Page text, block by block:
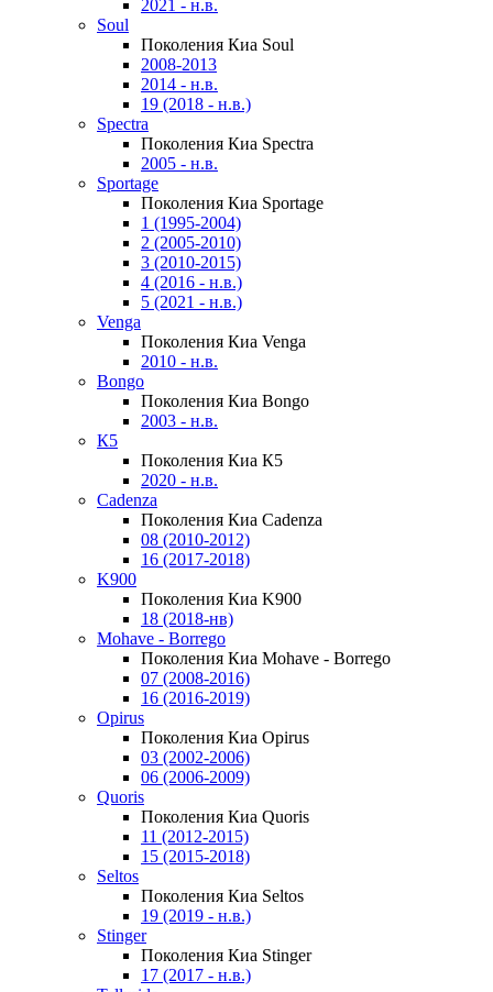
2021 - н.в.
Soul
Поколения Киа Soul
2008-2013
2014 - н.в.
19 (2018 - н.в.)
Spectra
Поколения Киа Spectra
2005 - н.в.
Sportage
Поколения Киа Sportage
1 (1995-2004)
2 (2005-2010)
3 (2010-2015)
4 (2016 - н.в.)
5 (2021 - н.в.)
Venga
Поколения Киа Venga
2010 - н.в.
Bongo
Поколения Киа Bongo
2003 - н.в.
К5
Поколения Киа К5
2020 - н.в.
Cadenza
Поколения Киа Cadenza
08 (2010-2012)
16 (2017-2018)
K900
Поколения Киа K900
18 (2018-нв)
Mohave - Borrego
Поколения Киа Mohave - Borrego
07 (2008-2016)
16 (2016-2019)
Opirus
Поколения Киа Opirus
03 (2002-2006)
06 (2006-2009)
Quoris
Поколения Киа Quoris
11 (2012-2015)
15 (2015-2018)
Seltos
Поколения Киа Seltos
19 (2019 - н.в.)
Stinger
Поколения Киа Stinger
17 (2017 - н.в.)